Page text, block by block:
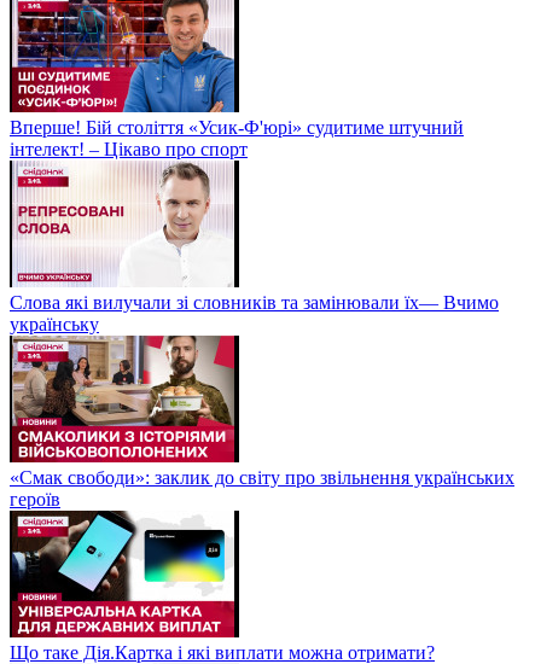
Вперше! Бій століття «Усик-Ф'юрі» судитиме штучний
інтелект! – Цікаво про спорт
Слова які вилучали зі словників та замінювали їх— Вчимо
українську
«Смак свободи»: заклик до світу про звільнення українських
героїв
Що таке Дія.Картка і які виплати можна отримати?